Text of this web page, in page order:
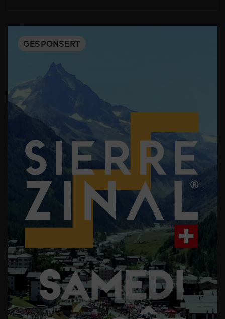
GESPONSERT